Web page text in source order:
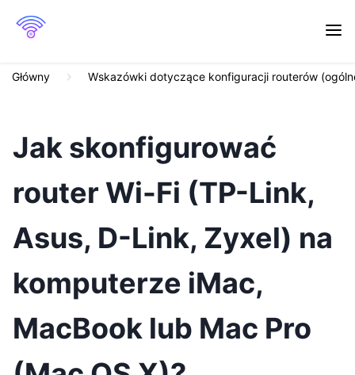
Główny Wskazówki dotyczące konfiguracji routerów
Jak skonfigurować
router Wi-Fi (TP-Link,
Asus, D-Link, Zyxel) na
komputerze iMac,
MacBook lub Mac Pro